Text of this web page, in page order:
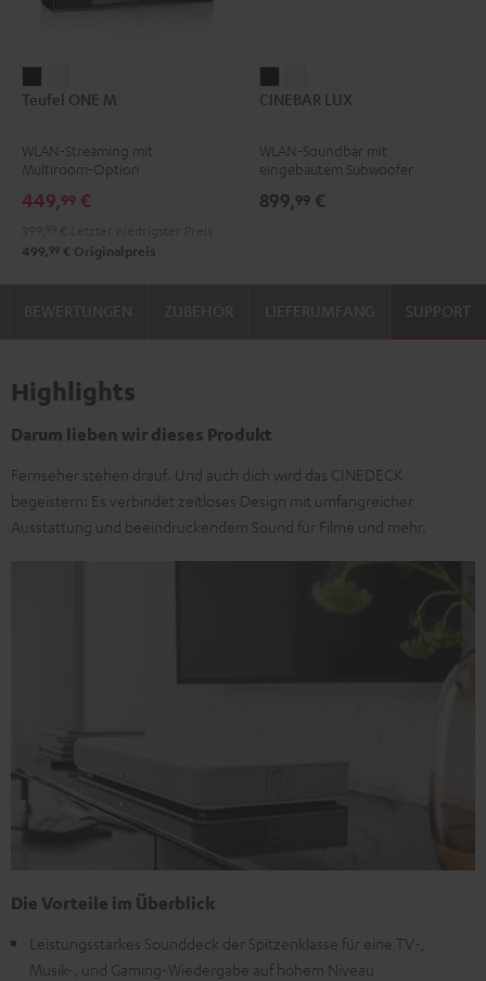
ONE
Schwarz
ONE
Weiß
Teufel ONE M
WLAN-Streaming mit
Multiroom-Option
449,99 €
499, 99 € Originalpreis
LUXLUX
CINEBAR LUX
WLAN-Soundbar mit
eingebautem Subwoofer
899,99 €
SUPPORT
Highlights
Darum lieben wir dieses Produkt
Fernseher stehen drauf. Und auch dich wird das CINEDECK
begeistern: Es verbindet zeitloses Design mit umfangreicher
Ausstattung und beeindruckendem Sound für Filme und mehr.
Die Vorteile im Überblick
Leistungsstarkes Sounddeck der Spitzenklasse für eine TV-,
Musik-, und Gaming-Wiedergabe auf hohem Niveau